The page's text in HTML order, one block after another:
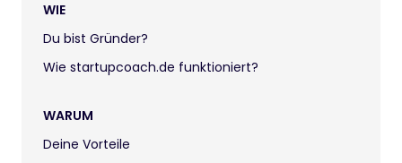
WIE
Du bist Gründer?
Wie startupcoach.de funktioniert?
WARUM
Deine Vorteile